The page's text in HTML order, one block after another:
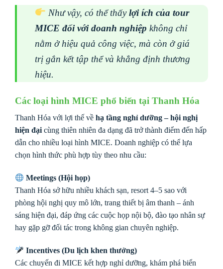
Như vậy, có thể thấylợi ích của tour
MICE đối với doanh nghiệp không chỉ
nằm ở hiệu quả công việc, mà còn ở giá
trị gắn kết tập thể và khẳng định thương
hiệu.
Các loại hình MICE phổ biến tại Thanh Hóa
Thanh Hóa với lợi thế về hạ tầng nghỉ dưỡng – hội nghị
hiện đại cùng thiên nhiên đa dạng đã trở thành điểm đến hấp
dẫn cho nhiều loại hình MICE. Doanh nghiệp có thể lựa
chọn hình thức phù hợp tùy theo nhu cầu:
Meetings (Hội họp)
Thanh Hóa sở hữu nhiều khách sạn, resort 4–5 sao với
phòng hội nghị quy mô lớn, trang thiết bị âm thanh – ánh
sáng hiện đại, đáp ứng các cuộc họp nội bộ, đào tạo nhân sự
hay gặp gỡ đối tác trong không gian chuyên nghiệp.
Incentives (Du lịch khen thưởng)
Các chuyến đi MICE kết hợp nghỉ dưỡng, khám phá biển